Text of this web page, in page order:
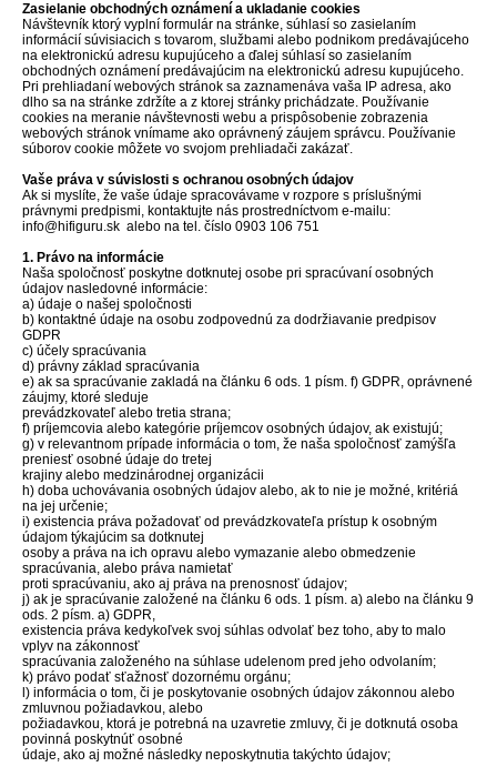
Zasielanie obchodných oznámení a ukladanie cookies
Návštevník ktorý vyplní formulár na stránke, súhlasí so zasielaním
informácií súvisiacich s tovarom, službami alebo podnikom predávajúceho
na elektronickú adresu kupujúceho a ďalej súhlasí so zasielaním
obchodných oznámení predávajúcim na elektronickú adresu kupujúceho.
Pri prehliadaní webových stránok sa zaznamenáva vaša IP adresa, ako
dlho sa na stránke zdržíte a z ktorej stránky prichádzate. Používanie
cookies na meranie návštevnosti webu a prispôsobenie zobrazenia
webových stránok vnímame ako oprávnený záujem správcu. Používanie
súborov cookie môžete vo svojom prehliadači zakázať.
Vaše práva v súvislosti s ochranou osobných údajov
Ak si myslíte, že vaše údaje spracovávame v rozpore s príslušnými
právnymi predpismi, kontaktujte nás prostredníctvom e-mailu:
info@hifiguru.sk alebo na tel. číslo 0903 106 751
1. Právo na informácie
Naša spoločnosť poskytne dotknutej osobe pri spracúvaní osobných
údajov nasledovné informácie:
a) údaje o našej spoločnosti
b) kontaktné údaje na osobu zodpovednú za dodržiavanie predpisov
GDPR
c) účely spracúvania
d) právny základ spracúvania
e) ak sa spracúvanie zakladá na článku 6 ods. 1 písm. f) GDPR, oprávnené
záujmy, ktoré sleduje
prevádzkovateľ alebo tretia strana;
f) príjemcovia alebo kategórie príjemcov osobných údajov, ak existujú;
g) v relevantnom prípade informácia o tom, že naša spoločnosť zamýšľa
preniesť osobné údaje do tretej
krajiny alebo medzinárodnej organizácii
h) doba uchovávania osobných údajov alebo, ak to nie je možné, kritériá
na jej určenie;
i) existencia práva požadovať od prevádzkovateľa prístup k osobným
údajom týkajúcim sa dotknutej
osoby a práva na ich opravu alebo vymazanie alebo obmedzenie
spracúvania, alebo práva namietať
proti spracúvaniu, ako aj práva na prenosnosť údajov;
j) ak je spracúvanie založené na článku 6 ods. 1 písm. a) alebo na článku 9
ods. 2 písm. a) GDPR,
existencia práva kedykoľvek svoj súhlas odvolať bez toho, aby to malo
vplyv na zákonnosť
spracúvania založeného na súhlase udelenom pred jeho odvolaním;
k) právo podať sťažnosť dozornému orgánu;
l) informácia o tom, či je poskytovanie osobných údajov zákonnou alebo
zmluvnou požiadavkou, alebo
požiadavkou, ktorá je potrebná na uzavretie zmluvy, či je dotknutá osoba
povinná poskytnúť osobné
údaje, ako aj možné následky neposkytnutia takýchto údajov;